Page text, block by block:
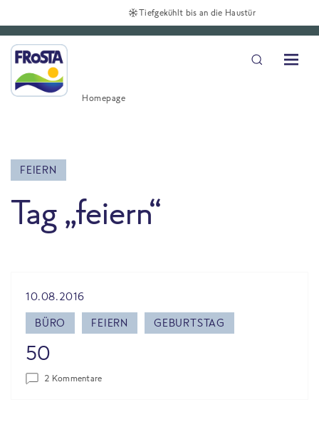
Tiefgekühlt bis an die Haustür
Homepage
FEIERN
Tag „feiern“
10.08.2016
BÜRO
FEIERN GEBURTSTAG
50
2 Kommentare